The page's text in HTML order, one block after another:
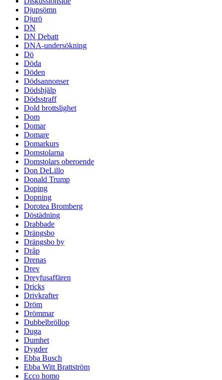
Djupsömn
Djurö
DN
DN Debatt
DNA-undersökning
Dö
Döda
Döden
Dödsannonser
Dödshjälp
Dödsstraff
Dold brottslighet
Dom
Domar
Domare
Domarkurs
Domstolarna
Domstolars oberoende
Don DeLillo
Donald Trump
Doping
Dopning
Dorotea Bromberg
Döstädning
Drabbade
Drängsbo
Drängsbo by
Dråp
Drenas
Drev
Dreyfusaffären
Dricks
Drivkrafter
Dröm
Drömmar
Dubbelbröllop
Duga
Dumhet
Dygder
Ebba Busch
Ebba Witt Brattström
Ecco homo